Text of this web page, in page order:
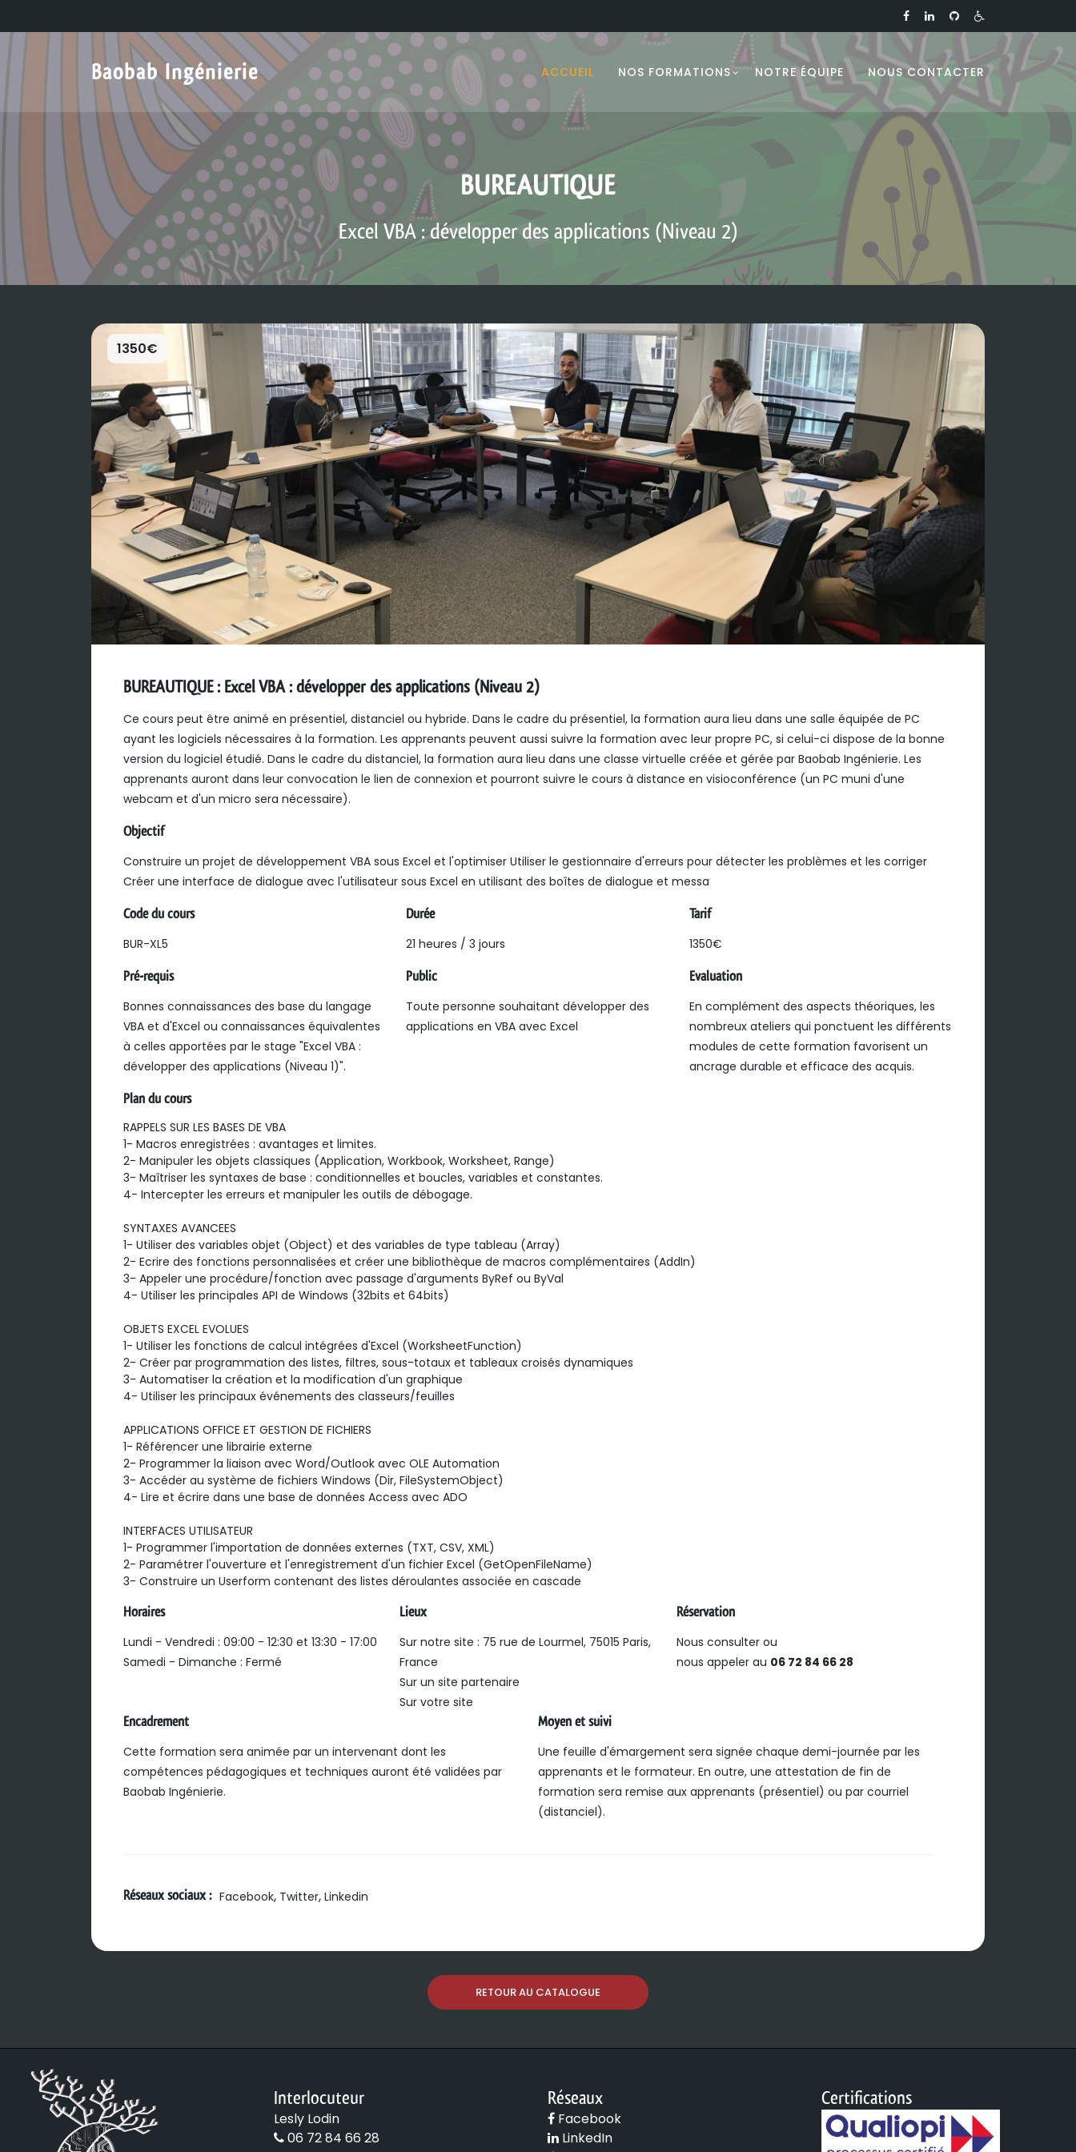
Baobab Ingénierie ACCUEIL NOS FORMATIONS NOTRE ÉQUIPE NOUS CONTACTER
BUREAUTIQUE
Excel VBA : développer des applications (Niveau 2)
1350€
BUREAUTIQUE : Excel VBA : développer des applications (Niveau 2)
Ce cours peut être animé en présentiel, distanciel ou hybride. Dans le cadre du présentiel, la formation aura lieu dans une salle équipée de PC
ayant les logiciels nécessaires à la formation. Les apprenants peuvent aussi suivre la formation avec leur propre PC, si celui-ci dispose de la bonne
version du logiciel étudié. Dans le cadre du distanciel, la formation aura lieu dans une classe virtuelle créée et gérée par Baobab Ingénierie. Les
apprenants auront dans leur convocation le lien de connexion et pourront suivre le cours à distance en visioconférence (un PC muni d'une
webcam et d'un micro sera nécessaire).
Objectif
Construire un projet de développement VBA sous Excel et l'optimiser Utiliser le gestionnaire d'erreurs pour détecter les problèmes et les corriger
Créer une interface de dialogue avec l'utilisateur sous Excel en utilisant des boîtes de dialogue et messa
Code du cours
BUR-XL5
Durée
21 heures / 3 jours
Tarif
1350€
Pré-requis
Bonnes connaissances des base du langage
VBA et d'Excel ou connaissances équivalentes
à celles apportées par le stage "Excel VBA :
développer des applications (Niveau 1)".
Public
Toute personne souhaitant développer des
applications en VBA avec Excel
Evaluation
En complément des aspects théoriques, les
nombreux ateliers qui ponctuent les différents
modules de cette formation favorisent un
ancrage durable et efficace des acquis.
Plan du cours
RAPPELS SUR LES BASES DE VBA
1- Macros enregistrées : avantages et limites.
2- Manipuler les objets classiques (Application, Workbook, Worksheet, Range)
3- Maîtriser les syntaxes de base : conditionnelles et boucles, variables et constantes.
4- Intercepter les erreurs et manipuler les outils de débogage.
SYNTAXES AVANCEES
1- Utiliser des variables objet (Object) et des variables de type tableau (Array)
2- Ecrire des fonctions personnalisées et créer une bibliothèque de macros complémentaires (AddIn)
3- Appeler une procédure/fonction avec passage d'arguments ByRef ou ByVal
4- Utiliser les principales API de Windows (32bits et 64bits)
OBJETS EXCEL EVOLUES
1- Utiliser les fonctions de calcul intégrées d'Excel (WorksheetFunction)
2- Créer par programmation des listes, filtres, sous-totaux et tableaux croisés dynamiques
3- Automatiser la création et la modification d'un graphique
4- Utiliser les principaux événements des classeurs/feuilles
APPLICATIONS OFFICE ET GESTION DE FICHIERS
1- Référencer une librairie externe
2- Programmer la liaison avec Word/Outlook avec OLE Automation
3- Accéder au système de fichiers Windows (Dir, FileSystemObject)
4- Lire et écrire dans une base de données Access avec ADO
INTERFACES UTILISATEUR
1- Programmer l'importation de données externes (TXT, CSV, XML)
2- Paramétrer l'ouverture et l'enregistrement d'un fichier Excel (GetOpenFileName)
3- Construire un Userform contenant des listes déroulantes associée en cascade
Horaires
Lundi - Vendredi : 09:00 - 12:30 et 13:30 - 17:00
Samedi - Dimanche : Fermé
Lieux
Sur notre site : 75 rue de Lourmel, 75015 Paris,
France
Sur un site partenaire
Sur votre site
Réservation
Nous consulter ou
nous appeler au 06 72 84 66 28
Encadrement
Cette formation sera animée par un intervenant dont les
compétences pédagogiques et techniques auront été validées par
Baobab Ingénierie.
Moyen et suivi
Une feuille d'émargement sera signée chaque demi-journée par les
apprenants et le formateur. En outre, une attestation de fin de
formation sera remise aux apprenants (présentiel) ou par courriel
(distanciel).
Réseaux sociaux : Facebook, Twitter, Linkedin
RETOUR AU CATALOGUE
Interlocuteur
Lesly Lodin
06 72 84 66 28
Réseaux
Facebook
LinkedIn
Certifications